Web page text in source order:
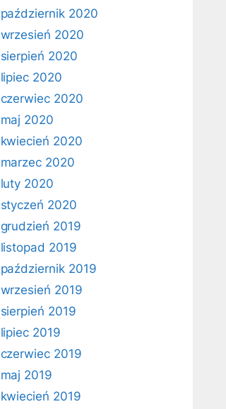
październik 2020
wrzesień 2020
sierpień 2020
lipiec 2020
czerwiec 2020
maj 2020
kwiecień 2020
marzec 2020
luty 2020
styczeń 2020
grudzień 2019
listopad 2019
październik 2019
wrzesień 2019
sierpień 2019
lipiec 2019
czerwiec 2019
maj 2019
kwiecień 2019